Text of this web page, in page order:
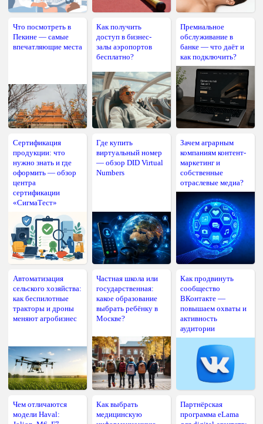
Что посмотреть в
Пекине — самые
впечатляющие места
Как получить
доступ в бизнес-
залы аэропортов
бесплатно?
Премиальное
обслуживание в
банке — что даёт и
как подключить?
Сертификация
продукции: что
нужно знать и где
оформить — обзор
центра
сертификации
«СигмаТест»
Где купить
виртуальный номер
— обзор DID Virtual
Numbers
Зачем аграрным
компаниям контент-
маркетинг и
собственные
отраслевые медиа?
Автоматизация
сельского хозяйства:
как беспилотные
тракторы и дроны
меняют агробизнес
Частная школа или
государственная:
какое образование
выбрать ребёнку в
Москве?
Как продвинуть
сообщество
ВКонтакте —
повышаем охваты и
активность
аудитории
Чем отличаются
модели Haval:
Как выбрать
медицинскую
Партнёрская
программа eLama